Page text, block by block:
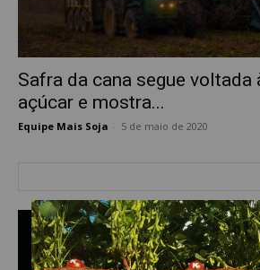
Safra da cana segue voltada
açúcar e mostra...
Equipe Mais Soja 5 de maio de 2020